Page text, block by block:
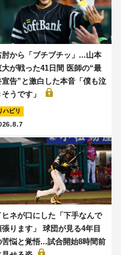
肘から「ブチブチッ」...山本
大が戦った41日間 医師の“最
宣告”と激白した本音「僕も泣
そうです」
ハビリ
ヒネが口にした「下手なんで
張ります」 球団が見る4年目
苦悩と覚悟...試合開始8時間前